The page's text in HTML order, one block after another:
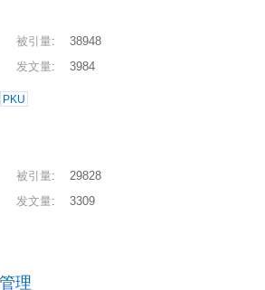
被引量:
38948
发文量: 3984
PKU
被引量:
29828
发文量: 3309
理